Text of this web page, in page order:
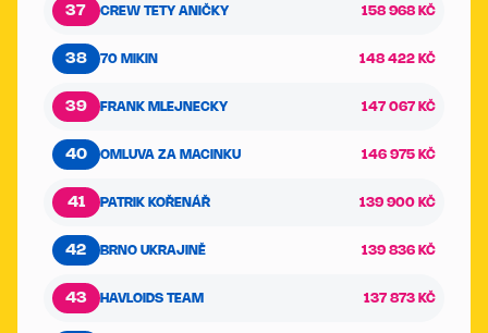
37 CREW TETY ANIČKY 158 968 KČ
38 70 MIKIN 148 422 KČ
39 FRANK MLEJNECKY 147 067 KČ
40 OMLUVA ZA MACINKU 146 975 KČ
41 PATRIK KOŘENÁŘ 139 900 KČ
42 BRNO UKRAJINĚ 139 836 KČ
43 HAVLOIDS TEAM 137 873 KČ